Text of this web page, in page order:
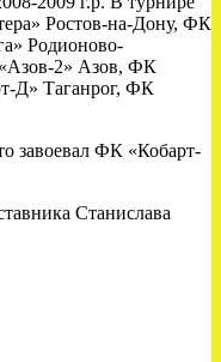
Ростов-на-Дону, ФК
Родионово-
2» Азов, ФК
Д» Таганрог, ФК
завоевал ФК «Кобарт-
Станислава